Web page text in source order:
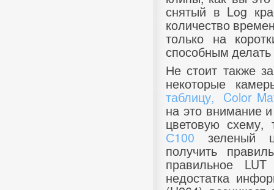
снятый в Log
количество
только на
способным делать
Не стоит также
некоторые
таблицу, Color
на это внимание
цветовую
С100 зеленый
получить
правильное
недостатка